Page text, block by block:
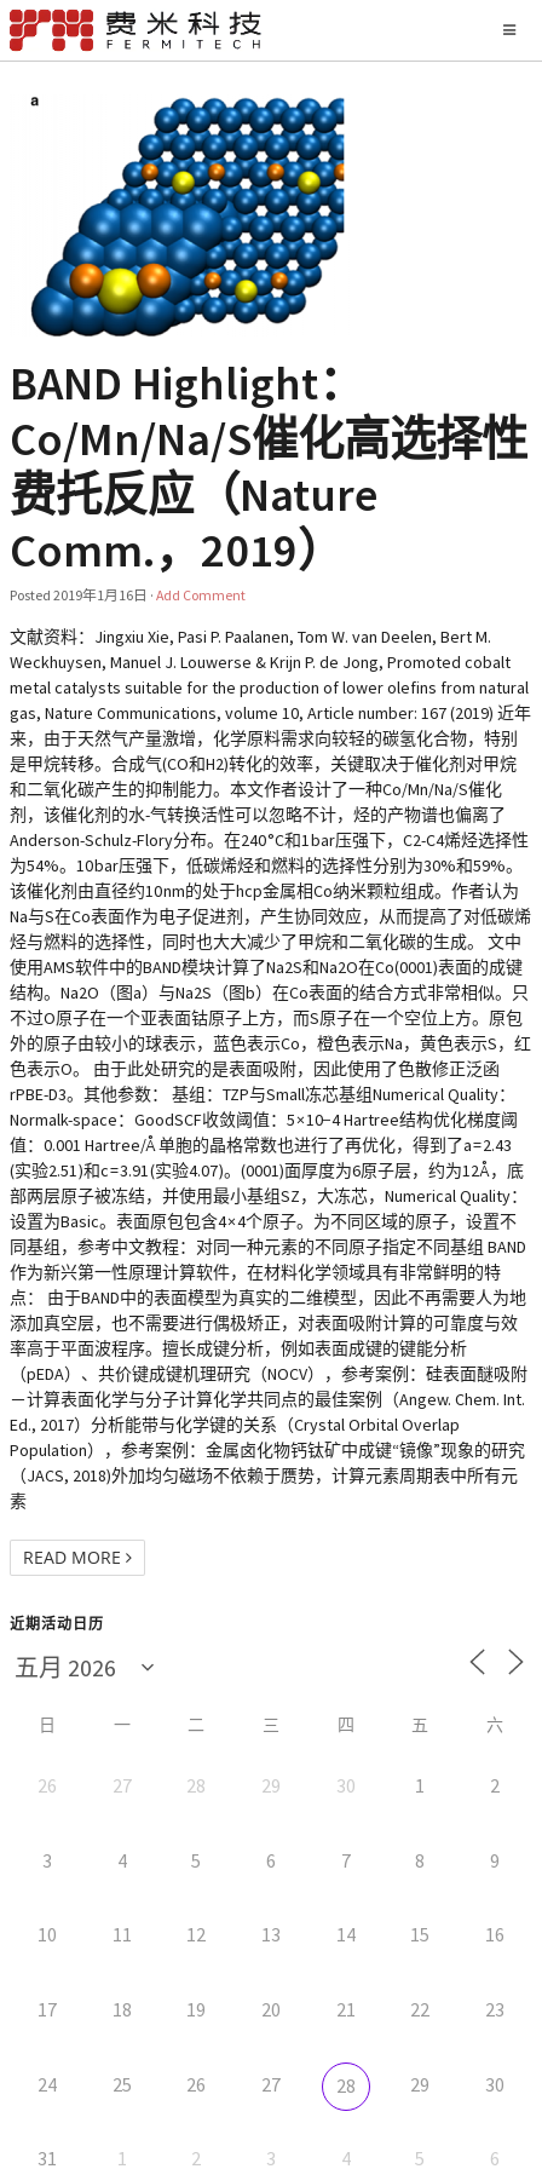
BAND Highlight：
Co/Mn/Na/S催化高选择性
费托反应（Nature
Comm.，2019）
Posted 2019年1月16日 · Add Comment
文献资料：Jingxiu Xie, Pasi P. Paalanen, Tom W. van Deelen, Bert M.
Weckhuysen, Manuel J. Louwerse & Krijn P. de Jong, Promoted cobalt
metal catalysts suitable for the production of lower olefins from natural
gas, Nature Communications, volume 10, Article number: 167 (2019) 近年
来，由于天然气产量激增，化学原料需求向较轻的碳氢化合物，特别
是甲烷转移。合成气(CO和H2)转化的效率，关键取决于催化剂对甲烷
和二氧化碳产生的抑制能力。本文作者设计了一种Co/Mn/Na/S催化
剂，该催化剂的水-气转换活性可以忽略不计，烃的产物谱也偏离了
Anderson-Schulz-Flory分布。在240 °C和1 bar压强下，C2-C4烯烃选择性
为54%。10 bar压强下，低碳烯烃和燃料的选择性分别为30%和59%。
该催化剂由直径约10 nm的处于hcp金属相Co纳米颗粒组成。作者认为
Na与S在Co表面作为电子促进剂，产生协同效应，从而提高了对低碳烯
烃与燃料的选择性，同时也大大减少了甲烷和二氧化碳的生成。 文中
使用AMS软件中的BAND模块计算了Na2S和Na2O在Co(0001)表面的成键
结构。Na2O（图a）与Na2S（图b）在Co表面的结合方式非常相似。只
不过O原子在一个亚表面钴原子上方，而S原子在一个空位上方。原包
外的原子由较小的球表示，蓝色表示Co，橙色表示Na，黄色表示S，红
色表示O。 由于此处研究的是表面吸附，因此使用了色散修正泛函
rPBE-D3。其他参数： 基组：TZP与Small冻芯基组Numerical Quality：
Normalk-space：GoodSCF收敛阈值：5 × 10−4 Hartree结构优化梯度阈
值：0.001 Hartree/Å 单胞的晶格常数也进行了再优化，得到了a = 2.43
(实验2.51 )和c = 3.91 (实验4.07 )。(0001)面厚度为6原子层，约为12Å ，底
部两层原子被冻结，并使用最小基组SZ，大冻芯，Numerical Quality：
设置为Basic。表面原包包含4 × 4个原子。为不同区域的原子，设置不
同基组，参考中文教程：对同一种元素的不同原子指定不同基组 BAND
作为新兴第一性原理计算软件，在材料化学领域具有非常鲜明的特
点： 由于BAND中的表面模型为真实的二维模型，因此不再需要人为地
添加真空层，也不需要进行偶极矫正，对表面吸附计算的可靠度与效
率高于平面波程序。擅长成键分析，例如表面成键的键能分析
（pEDA）、共价键成键机理研究（NOCV），参考案例：硅表面醚吸附
－计算表面化学与分子计算化学共同点的最佳案例（Angew. Chem. Int.
Ed., 2017）分析能带与化学键的关系（Crystal Orbital Overlap
Population），参考案例：金属卤化物钙钛矿中成键“镜像”现象的研究
（JACS, 2018)外加均匀磁场不依赖于赝势，计算元素周期表中所有元
素
READ MORE
近期活动日历
日 一 二 三 四 五 六
26 27 28 29 30 1 2
3 4 5 6 7 8 9
10 11 12 13 14 15 16
17 18 19 20 21 22 23
24 25 26 27 28 29 30
31 1 2 3 4 5 6